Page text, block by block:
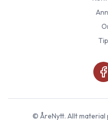
© ÅreNytt. Allt material